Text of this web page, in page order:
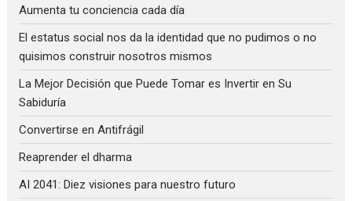
Aumenta tu conciencia cada día
El estatus social nos da la identidad que no pudimos o no
quisimos construir nosotros mismos
La Mejor Decisión que Puede Tomar es Invertir en Su
Sabiduría
Convertirse en Antifrágil
Reaprender el dharma
AI 2041: Diez visiones para nuestro futuro